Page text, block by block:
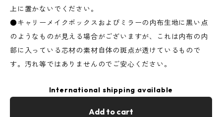
上に置かないでください。
●キャリーメイクボックスおよびミラーの内布生地に黒い点
のようなものが見える場合がございますが、これは内布の内
部に入っている芯材の素材自体の斑点が透けているもので
す。汚れ等ではありませんのでご安心ください。
International shipping available
Add to cart